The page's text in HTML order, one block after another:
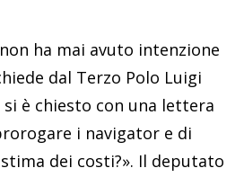
ha mai avuto intenzione
dal Terzo Polo Luigi
è chiesto con una lettera
i navigator e di
dei costi?». Il deputato